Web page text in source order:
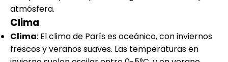
atmósfera.
Clima
Clima: El clima de París es oceánico, con inviernos
frescos y veranos suaves. Las temperaturas en